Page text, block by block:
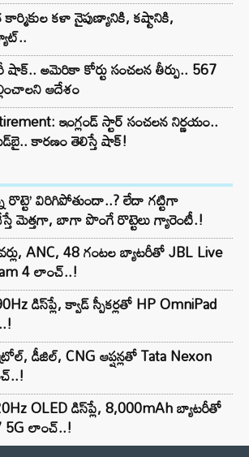
కళా నైపుణ్యానికి, కష్టానికి,
అమెరికా కోర్టు సంచలన తీర్పు.. 567
ఆదేశం
ఇంగ్లండ్ స్టార్ సంచలన నిర్ణయం..
కారణం తెలిస్తే షాక్!
రొట్టె’ విరిగిపోతుందా..? లేదా గట్టిగా
మెత్తగా, బాగా పొంగే రొట్టెలు గ్యారెంటీ.!
ANC, 48 గంటల బ్యాటరీతో JBL Live
4 లాంచ్..!
డిస్‌ప్లే, క్వాడ్ స్పీకర్లతో HP OmniPad
డీజిల్, CNG ఆప్షన్లతో Tata Nexon
OLED డిస్‌ప్లే, 8,000mAh బ్యాటరీతో
5G లాంచ్..!